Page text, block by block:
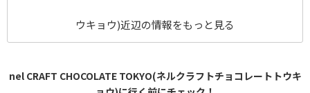
ウキョウ)近辺の情報をもっと見る
nel CRAFT CHOCOLATE TOKYO(ネルクラフトチョコレートトウキ